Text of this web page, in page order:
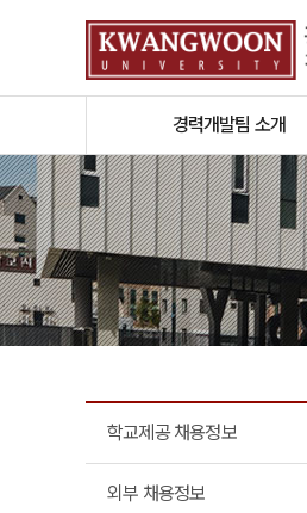
경력개발팀 소개
학교제공 채용정보
외부 채용정보